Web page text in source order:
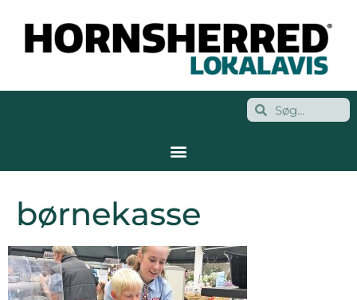
børnekasse